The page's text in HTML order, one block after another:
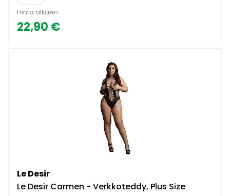
Hinta alkaen
22,90 €
Le Desir
Le Desir Carmen - Verkkoteddy, Plus Size